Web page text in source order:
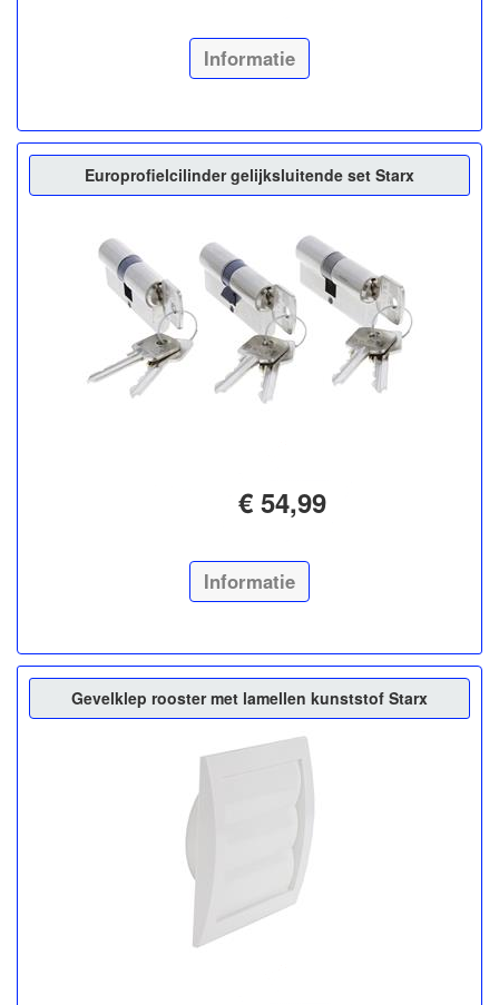
Informatie
Europrofielcilinder gelijksluitende set Starx
€ 54,99
Informatie
Gevelklep rooster met lamellen kunststof Starx